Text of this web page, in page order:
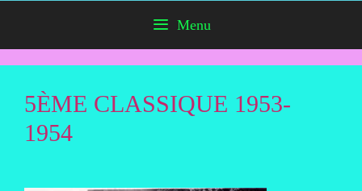
Menu
5ÈME CLASSIQUE 1953-
1954